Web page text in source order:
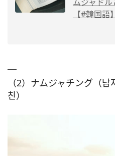
【#韓国語】
（2）ナムジャチング（
친）